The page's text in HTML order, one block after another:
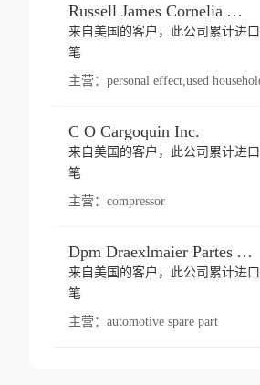
Russell James Cornelia Arlington Va
来自美国的客户，此公司累计进
笔
主营：
C O Cargoquin Inc.
来自美国的客户，此公司累计进
笔
主营： compressor
Dpm Draexlmaier Partes Automotrices Corr Ind Huejotzingo
来自美国的客户，此公司累计进
笔
主营： automotive spare part